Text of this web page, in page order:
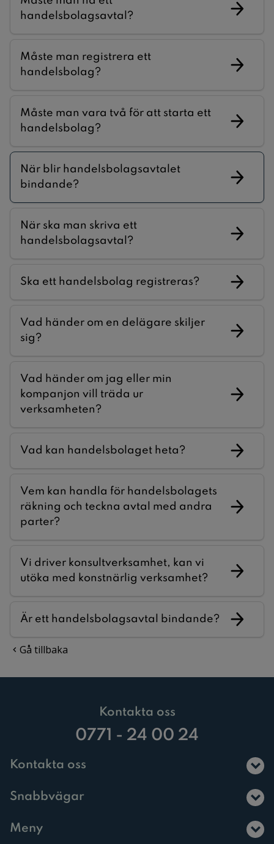
handelsbolagsavtal?
Måste man registrera ett
handelsbolag?
Måste man vara två för att starta ett
handelsbolag?
När blir handelsbolagsavtalet
bindande?
När ska man skriva ett
handelsbolagsavtal?
Ska ett handelsbolag registreras?
Vad händer om en delägare skiljer
sig?
Vad händer om jag eller min
kompanjon vill träda ur
verksamheten?
Vad kan handelsbolaget heta?
Vem kan handla för handelsbolagets
räkning och teckna avtal med andra
parter?
Vi driver konsultverksamhet, kan vi
utöka med konstnärlig verksamhet?
Är ett handelsbolagsavtal bindande?
Gå tillbaka
Kontakta oss
0771 - 24 00 24
Kontakta oss
Snabbvägar
Meny